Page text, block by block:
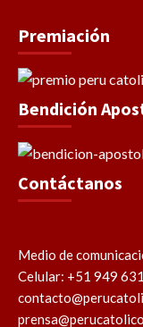
Premiación
Bendición
Contáctanos
Medio de
Celular: +51 949